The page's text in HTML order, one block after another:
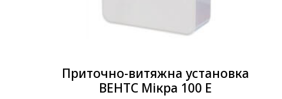
Приточно-витяжна установка
ВЕНТС Мiкра 100 Е